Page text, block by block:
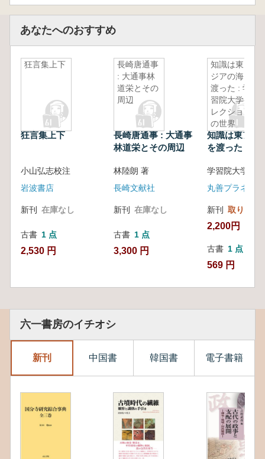
あなたへのおすすめ
狂言集上下
狂言集上下
小山弘志校注
岩波書店
新刊 在庫なし
古書 1 点
2,530 円
長崎唐通事
: 大通事林
道栄とその
周辺
長崎唐通事 : 大通事
林道栄とその周辺
林陸朗 著
長崎文献社
新刊 在庫なし
古書 1 点
3,300 円
知識は東ア
ジアの海を
渡った : 学
習院大学コ
レクション
の世界
知識は東アジ
を渡った : 学
界
丸善プラネット
新刊 取り寄せ
2,200円
古書 1 点
569 円
六一書房のイチオシ
新刊 中国書 韓国書 電子書籍